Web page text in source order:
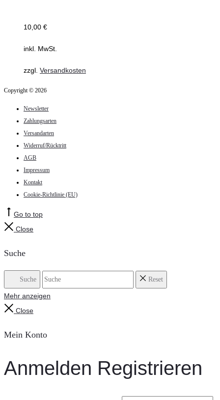
10,00 €
inkl. MwSt.
zzgl. Versandkosten
Copyright © 2026
Newsletter
Zahlungsarten
Versandarten
Widerruf/Rücktritt
AGB
Impressum
Kontakt
Cookie-Richtlinie (EU)
Go to top
Close
Suche
Suche Reset
Mehr anzeigen
Close
Mein Konto
Anmelden Registrieren